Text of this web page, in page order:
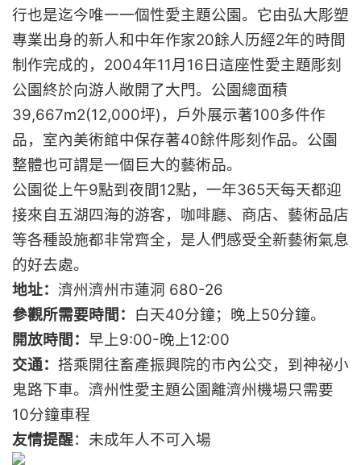
行也是迄今唯一一個性愛主題公園。它由弘大彫塑
專業出身的新人和中年作家20餘人历經2年的時間
制作完成的，2004年11月16日這座性愛主題彫刻
公園終於向游人敞開了大門。公園總面積
39,667m2(12,000坪)，戶外展示著100多件作
品，室內美術館中保存著40餘件彫刻作品。公園
整體也可謂是一個巨大的藝術品。
公園從上午9點到夜間12點，一年365天每天都迎
接來自五湖四海的游客，咖啡廳、商店、藝術品店
等各種設施都非常齊全，是人們感受全新藝術氣息
的好去處。
地址： 濟州濟州市蓮洞 680-26
參觀所需要時間： 白天40分鐘；晚上50分鐘。
開放時間： 早上9:00-晚上12:00
交通： 搭乘開往畜產振興院的市內公交，到神祕小
鬼路下車。濟州性愛主題公園離濟州機場只需要
10分鐘車程
友情提醒：未成年人不可入場